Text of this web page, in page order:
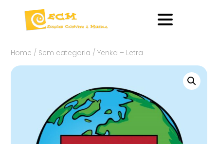
Home / Sem categoria / Yenka – Letra